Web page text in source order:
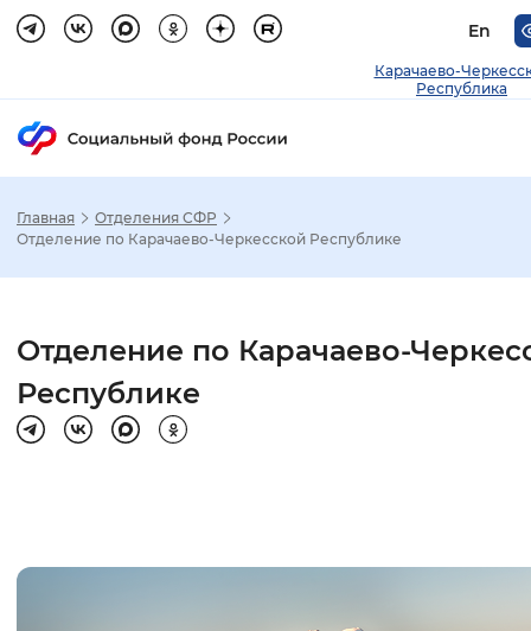
En
Карачаево-
Республика
Размер шрифта
Стандартный
Главная
Отделения СФР
Отделение по Карачаево-Черкесской Республике
Отделение по Карачаево-
Республике